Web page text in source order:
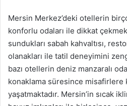
Mersin Merkez’deki otellerin
konforlu odaları ile dikkat
sundukları sabah kahvaltısı,
olanakları ile tatil deneyimini
bazı otellerin deniz manzaralı
konaklama süresince misafirlere
yaşatmaktadır. Mersin’in sıcak